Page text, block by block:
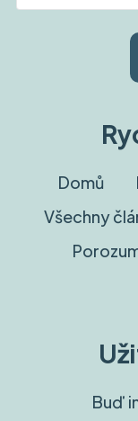
Domů
Všechny
Buď